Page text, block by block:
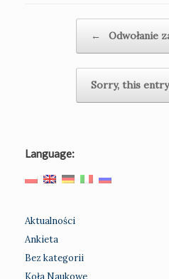
← Odwołanie
Sorry, this
Language:
Aktualności
Ankieta
Bez kategorii
Koła Naukowe